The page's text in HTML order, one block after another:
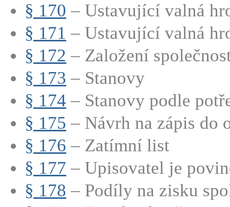
§ 170 – Ustavující valná
§ 171 – Ustavující valná
§ 172 – Založení
§ 173 – Stanovy
§ 174 – Stanovy podle
§ 175 – Návrh na zápis do
§ 176 – Zatímní list
§ 177 – Upisovatel je
§ 178 – Podíly na zisku